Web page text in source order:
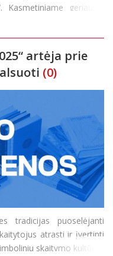
geriausių
mėgėjų teatrai iš visos
artėja prie
(0)
tradicijas puoselėjanti
atrasti ir įvertinti
skaitymo kultūros